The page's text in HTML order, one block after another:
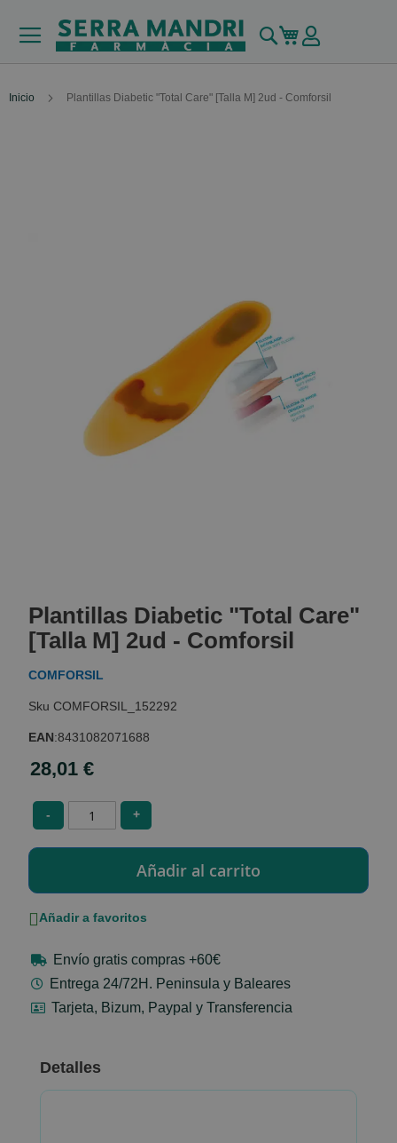
Buscar
Mi carrito
Inicio Plantillas Diabetic "Total Care" [Talla M] 2ud - Comforsil
the
beginning
of
the
gallery
Plantillas Diabetic "Total Care"
[Talla M] 2ud - Comforsil
COMFORSIL
COMFORSIL_152292
EAN:8431082071688
28,01 €
- +
Añadir a favoritos
Envío gratis compras +60€
Entrega 24/72H. Peninsula y Baleares
Tarjeta, Bizum, Paypal y Transferencia
Detalles